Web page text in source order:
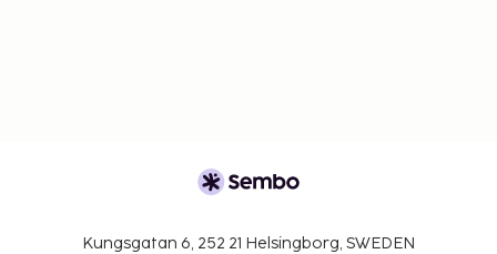
Kungsgatan 6, 252 21 Helsingborg, SWEDEN